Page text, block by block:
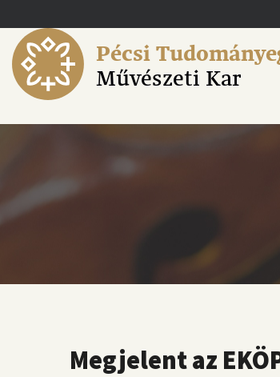
a
tartalomra
Pécsi
Művészeti Kar
Megjelent az